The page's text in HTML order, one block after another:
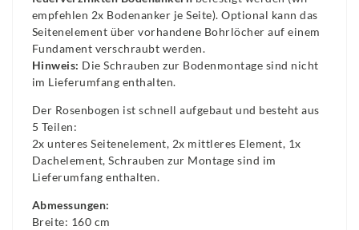
empfehlen 2x Bodenanker je Seite). Optional kann das
Seitenelement über vorhandene Bohrlöcher auf einem
Fundament verschraubt werden.
Hinweis: Die Schrauben zur Bodenmontage sind nicht
im Lieferumfang enthalten.
Der Rosenbogen ist schnell aufgebaut und besteht aus
5 Teilen:
2x unteres Seitenelement, 2x mittleres Element, 1x
Dachelement, Schrauben zur Montage sind im
Lieferumfang enthalten.
Abmessungen:
Breite: 160 cm